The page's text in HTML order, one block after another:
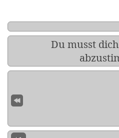
Du musst dich